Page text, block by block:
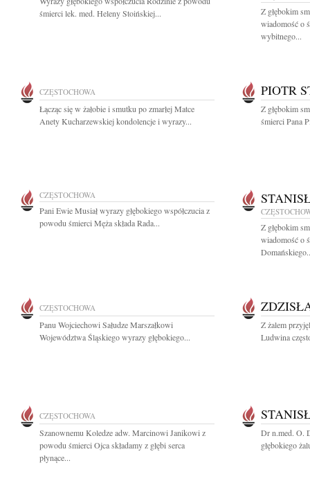
śmierci lek. med. Heleny Stoińskiej...
Z głębokim
wiadomość o
wybitnego...
CZĘSTOCHOWA
Łącząc się w żałobie i smutku po zmarłej Matce
Anety Kucharzewskiej kondolencje i wyrazy...
PIOTR
Z głębokim
śmierci Pana
CZĘSTOCHOWA
Pani Ewie Musiał wyrazy głębokiego współczucia z
powodu śmierci Męża składa Rada...
Z głębokim
wiadomość o
CZĘSTOCHOWA
Panu Wojciechowi Sałudze Marszałkowi
Województwa Śląskiego wyrazy głębokiego...
Z żalem
Ludwina
CZĘSTOCHOWA
Szanownemu Koledze adw. Marcinowi Janikowi z
powodu śmierci Ojca składamy z głębi serca
płynące...
Dr n.med. O.
głębokiego